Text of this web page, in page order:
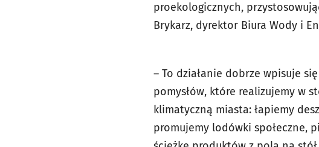
proekologicznych,
Brykarz, dyrektor Biura Wody i
– To działanie dobrze wpisuje
pomysłów, które realizujemy w
klimatyczną miasta: łapiemy
promujemy lodówki społeczne,